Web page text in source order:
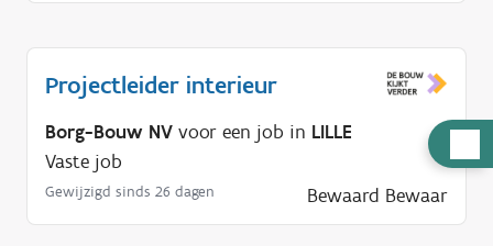
u
l
p
Projectleider interieur
Borg-Bouw NV voor een job in LILLE
Vaste job
Gewijzigd sinds 26 dagen Bewaard Bewaar